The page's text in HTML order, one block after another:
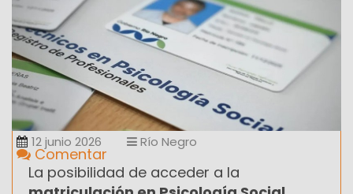
12 junio 2026 Río Negro
Comentar
La posibilidad de acceder a la